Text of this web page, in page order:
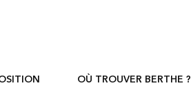
OÙ TROUVER BERTHE ?